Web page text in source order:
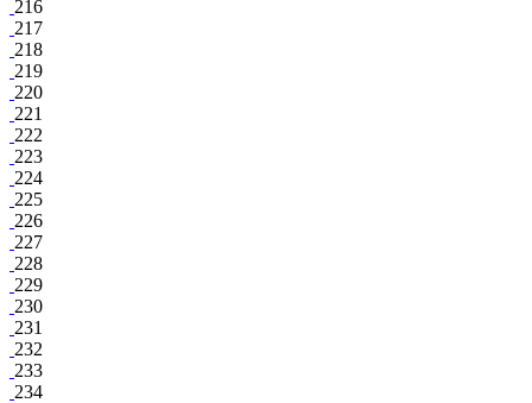
216
217
218
219
220
221
222
223
224
225
226
227
228
229
230
231
232
233
234